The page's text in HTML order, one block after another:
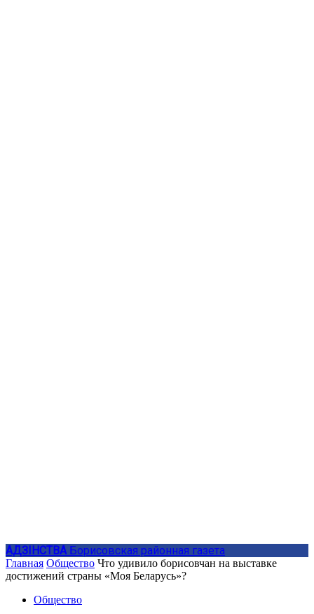
АДЗIНСТВА Борисовская районная газета
Главная Общество Что удивило борисовчан на выставке
достижений страны «Моя Беларусь»?
Общество